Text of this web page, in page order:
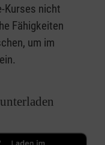
Kurses nicht
Fähigkeiten
um im